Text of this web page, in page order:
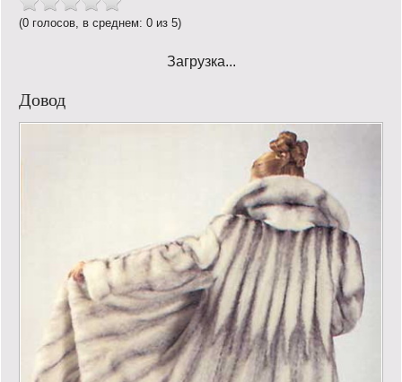
(0 голосов, в среднем: 0 из 5)
Загрузка...
Довод